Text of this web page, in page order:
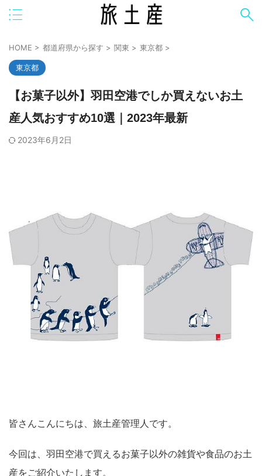
HOME > 都道府県から探す > 関東 > 東京都 >
東京都
【お菓子以外】羽田空港でしか買えないお土
産人気おすすめ10選｜2023年最新
2023年6月2日
皆さんこんにちは、旅土産管理人です。
今回は、羽田空港で買えるお菓子以外の雑貨や食品のお土
産をご紹介いたします。